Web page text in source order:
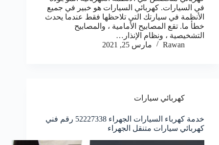
في السيارات. كهربائي السيارات هو خبير في جميع
الأنظمة في سيارتك التي تلاحظها فقط عندما يحدث
خطأ ما. تقع المصابيح الأمامية ، والمصابيح
التشخيصية ، ونظام الإنذار…
Rawan
مارس 25, 2021
كهربائي سيارات
خدمة كهرباء السيارات الجهراء 52227338 رقم فني
كهربائي سيارات متنقل الجهراء